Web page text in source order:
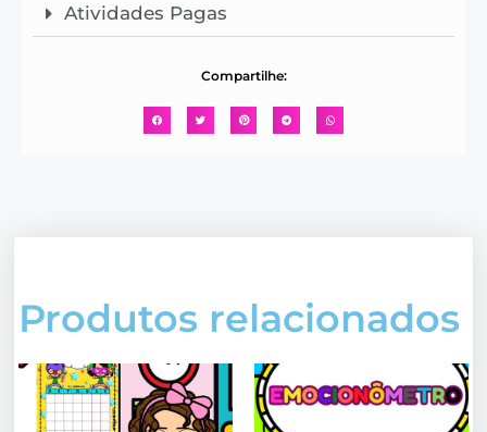
Atividades Pagas
Compartilhe:
Produtos relacionados